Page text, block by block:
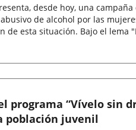
desde hoy, una
de alcohol por las
de esta situación. Bajo el lema
programa “Vívelo sin
población juvenil